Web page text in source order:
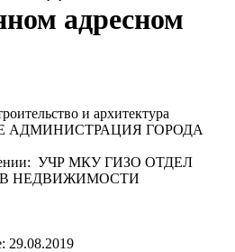
адресном
и архитектура
АДМИНИСТРАЦИЯ ГОРОДА
УЧР МКУ ГИЗО ОТДЕЛ
НЕДВИЖИМОСТИ
29.08.2019